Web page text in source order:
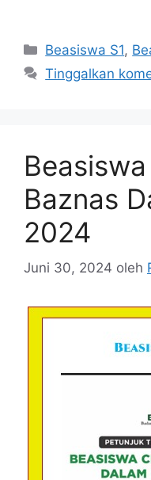
Kategori
Beasiswa S1,
Tinggalkan
Baznas
2024
Juni 30, 2024 oleh